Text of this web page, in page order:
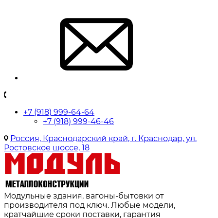
+7 (918) 999-64-64
+7 (918) 999-46-46
Россия, Краснодарский край, г. Краснодар, ул.
Ростовское шоссе, 18
Модульные здания, вагоны-бытовки от
производителя под ключ. Любые модели,
кратчайшие сроки поставки, гарантия